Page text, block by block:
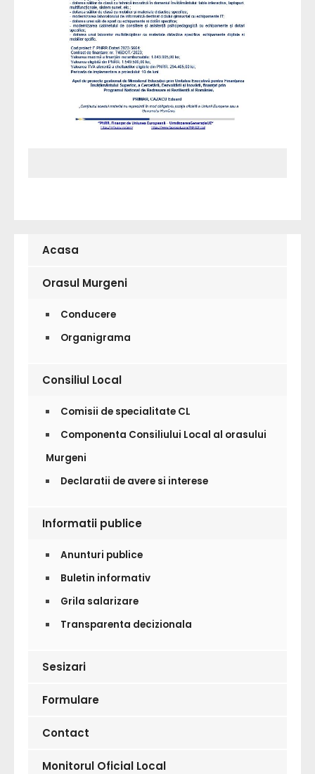
Acasa
Orasul Murgeni
Conducere
Organigrama
Consiliul Local
Comisii de specialitate CL
Componenta Consiliului Local al orasului
Murgeni
Declaratii de avere si interese
Informatii publice
Anunturi publice
Buletin informativ
Grila salarizare
Transparenta decizionala
Sesizari
Formulare
Contact
Monitorul Oficial Local